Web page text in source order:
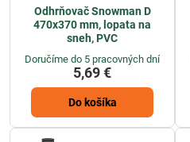
Odhrňovač Snowman D
470x370 mm, lopata na
sneh, PVC
Doručíme do 5 pracovných dní
5,69 €
Do košíka